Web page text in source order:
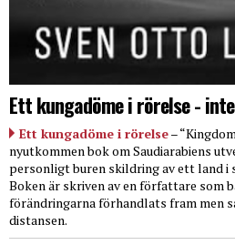
Ett kungadöme i rörelse -
Ett kungadöme i rörelse–
nyutkommen bok om Saudiarabiens
personligt buren skildring av ett land
Boken är skriven av en författare som
förändringarna förhandlats fram men
distansen.